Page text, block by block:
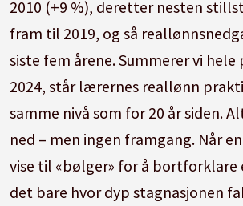
2010 (+9 %), deretter nesten
fram til 2019, og så
siste fem årene. Summerer vi hele
2024, står lærernes reallønn
samme nivå som for 20 år siden.
ned – men ingen framgang. Når
vise til «bølger» for å bortforklare
det bare hvor dyp stagnasjonen